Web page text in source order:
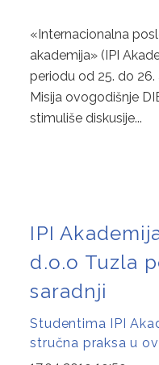
«Internacionalna
akademija» (IPI
periodu od 25. do
Misija ovogodišnje
stimuliše diskusije...
IPI
d.o.o Tuzla
saradnji
Studentima IPI
stručna praksa u